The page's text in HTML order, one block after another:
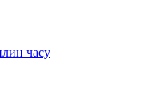
часу